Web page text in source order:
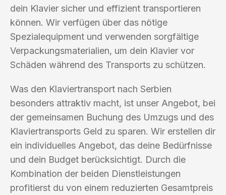
dein Klavier sicher und effizient transportieren
können. Wir verfügen über das nötige
Spezialequipment und verwenden sorgfältige
Verpackungsmaterialien, um dein Klavier vor
Schäden während des Transports zu schützen.
Was den Klaviertransport nach Serbien
besonders attraktiv macht, ist unser Angebot, bei
der gemeinsamen Buchung des Umzugs und des
Klaviertransports Geld zu sparen. Wir erstellen dir
ein individuelles Angebot, das deine Bedürfnisse
und dein Budget berücksichtigt. Durch die
Kombination der beiden Dienstleistungen
profitierst du von einem reduzierten Gesamtpreis